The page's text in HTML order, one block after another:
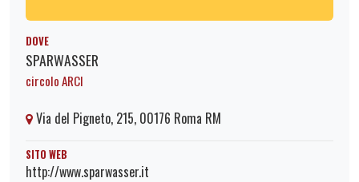
DOVE
SPARWASSER
circolo ARCI
Via del Pigneto, 215, 00176 Roma RM
SITO WEB
http://www.sparwasser.it